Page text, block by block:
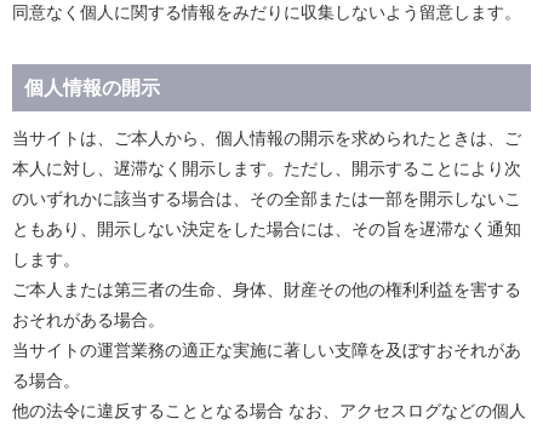
同意なく個人に関する情報をみだりに収集しないよう留意します。
個人情報の開示
当サイトは、ご本人から、個人情報の開示を求められたときは、ご
本人に対し、遅滞なく開示します。ただし、開示することにより次
のいずれかに該当する場合は、その全部または一部を開示しないこ
ともあり、開示しない決定をした場合には、その旨を遅滞なく通知
します。
ご本人または第三者の生命、身体、財産その他の権利利益を害する
おそれがある場合。
当サイトの運営業務の適正な実施に著しい支障を及ぼすおそれがあ
る場合。
他の法令に違反することとなる場合 なお、アクセスログなどの個人